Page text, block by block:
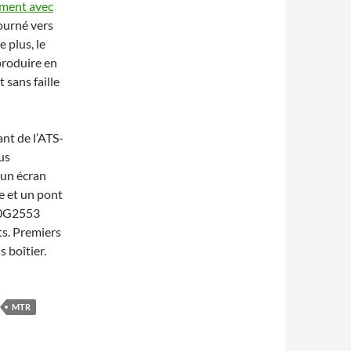
avec
vers
plus, le
en
sans faille
de l’ATS-
écran
et un pont
Premiers
boîtier.
MTR